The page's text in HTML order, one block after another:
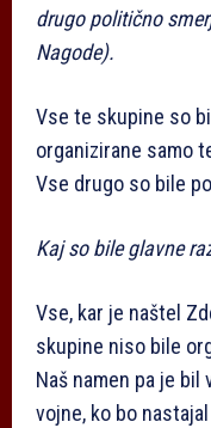
drugo politično
Nagode).
Vse te skupine so
organizirane samo
Vse drugo so bile
Kaj so bile glavne
Vse, kar je naštel
skupine niso bile
Naš namen pa je
vojne, ko bo